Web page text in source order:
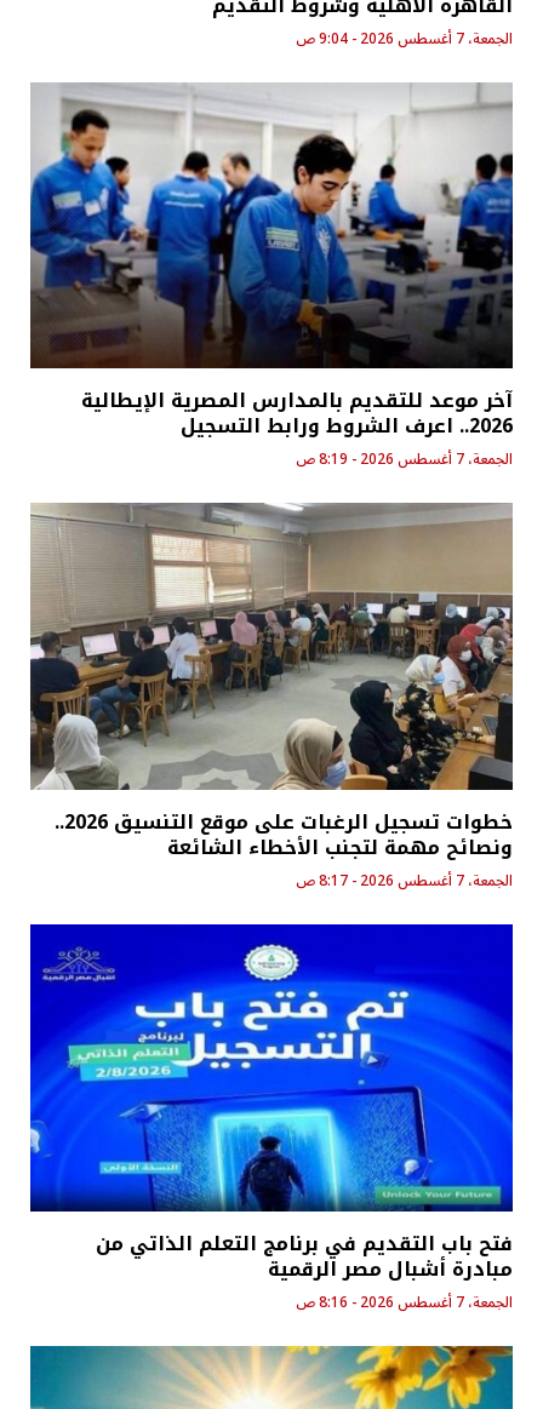
الجمعة، 7 أغسطس 2026 - 9:04 ص
آخر موعد للتقديم بالمدارس المصرية الإيطالية
2026.. اعرف الشروط ورابط التسجيل
الجمعة، 7 أغسطس 2026 - 8:19 ص
خطوات تسجيل الرغبات على موقع التنسيق 2026..
ونصائح مهمة لتجنب الأخطاء الشائعة
الجمعة، 7 أغسطس 2026 - 8:17 ص
فتح باب التقديم في برنامج التعلم الذاتي من
مبادرة أشبال مصر الرقمية
الجمعة، 7 أغسطس 2026 - 8:16 ص